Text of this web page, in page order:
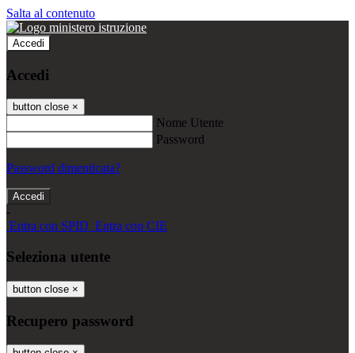
Salta al contenuto
Accedi
Accedi
button close ×
Nome Utente
Password
Password dimenticata?
-
Entra con SPID Entra con CIE
Seleziona utente
button close ×
Recupero password